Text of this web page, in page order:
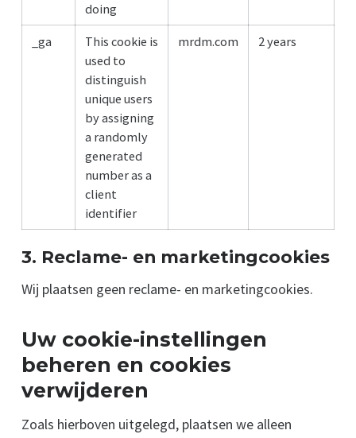
doing
_ga
This cookie is
used to
distinguish
unique users
by assigning
a randomly
generated
number as a
client
identifier
mrdm.com 2 years
3. Reclame- en marketingcookies
Wij plaatsen geen reclame- en marketingcookies.
Uw cookie-instellingen
beheren en cookies
verwijderen
Zoals hierboven uitgelegd, plaatsen we alleen